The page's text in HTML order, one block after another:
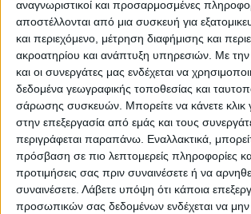
αναγνωριστικοί και προσαρμοσμένες
αποστέλλονται από μια συσκευή για
και περιεχόμενο, μέτρηση διαφήμισης και
ακροατηρίου και ανάπτυξη υπηρεσιών. Με την
και οι συνεργάτες μας ενδέχεται να
δεδομένα γεωγραφικής τοποθεσίας και
σάρωσης συσκευών. Μπορείτε να κάνετε κλικ
στην επεξεργασία από εμάς και τους
περιγράφεται παραπάνω. Εναλλακτικά,
πρόσβαση σε πιο λεπτομερείς πληροφορίες
προτιμήσεις σας πριν συναινέσετε ή να
συναινέσετε. Λάβετε υπόψη ότι κάποια
προσωπικών σας δεδομένων ενδέχεται να μην
ΝΕΟΣ ΑΓΩΝ
https://neosagon.gr
Η Αρχαιότερη Καθημερινή Πρωινή Εφημερίδα